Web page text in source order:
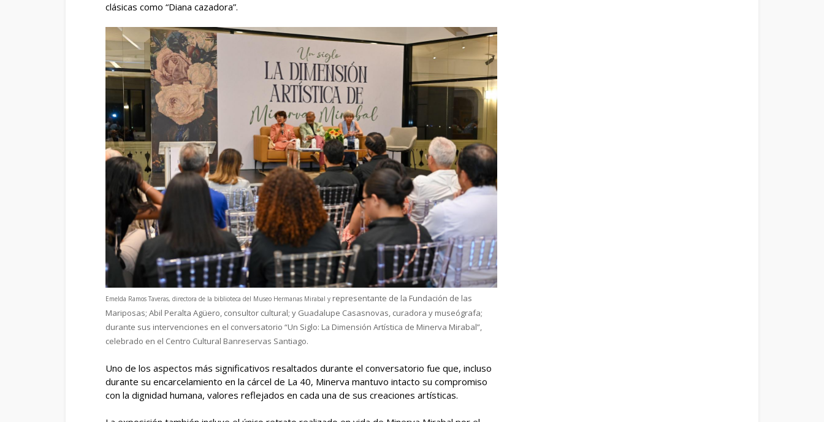
clásicas como “Diana cazadora”.
Emelda Ramos Taveras, directora de la biblioteca del Museo Hermanas Mirabal y representante de la Fundación de las
Mariposas; Abil Peralta Agüero, consultor cultural; y Guadalupe Casasnovas, curadora y museógrafa;
durante sus intervenciones en el conversatorio “Un Siglo: La Dimensión Artística de Minerva Mirabal”,
celebrado en el Centro Cultural Banreservas Santiago.
Uno de los aspectos más significativos resaltados durante el conversatorio fue que, incluso
durante su encarcelamiento en la cárcel de La 40, Minerva mantuvo intacto su compromiso
con la dignidad humana, valores reflejados en cada una de sus creaciones artísticas.